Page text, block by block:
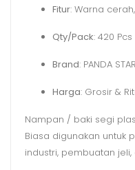
Fitur: Warna
Qty/Pack: 420 Pcs
Brand: PANDA STAR
Harga: Grosir &
Nampan / baki segi
Biasa digunakan untuk
industri, pembuatan jeli,